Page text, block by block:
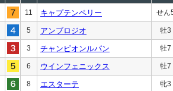
11 キャプテンペリー せん
5 アンブロジオ 牡3
3 チャンピオンルパン 牡7
6 ウインフェニックス 牡7
8 エスターテ 牝3